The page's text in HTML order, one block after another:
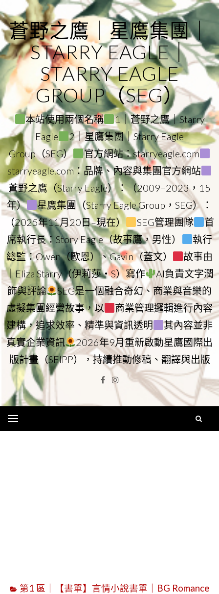
to
content
蒼野之鷹｜星鷹集團｜
STARRY EAGLE｜
STARRY EAGLE
GROUP（SEG）
本站使用兩個名稱
1｜蒼野之鷹｜Starry
Eagle
2｜星鷹集團｜Starry Eagle
Group（SEG）
官方網站：starryeagle.com
starryeagle.com：品牌、內容與集團官方網站
蒼野之鷹（Starry Eagle）：（2009–2023，15
年）
星鷹集團（Starry Eagle Group，SEG）：
（2025年11月20日–現在）
SEG管理團隊
首
席執行長：Story Eagle（故事鷹，男性）
執行
總監：Owen（歐恩）、Gavin（蓋文）
故事由
｜Eliza Starry（伊莉莎・S）寫作
AI負責文字潤
飾與評論
SEG是一個融合奇幻、商業與音樂的
虛擬集團經營故事，以
商業管理邏輯進行內容
建構，追求效率、精準與資訊透明
其內容並非
真實企業資訊
2026年9月重新啟動星鷹國際出
版計畫（SEIPP），持續推動修稿、翻譯與出版
Facebook
Instagram
第1 區｜【書單】言情小說書單｜BG Romance